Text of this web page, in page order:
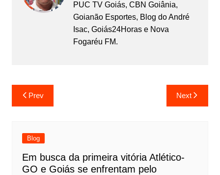
PUC TV Goiás, CBN Goiânia,
Goianão Esportes, Blog do André
Isac, Goiás24Horas e Nova
Fogaréu FM.
Prev Next
Blog
Em busca da primeira vitória Atlético-
GO e Goiás se enfrentam pelo